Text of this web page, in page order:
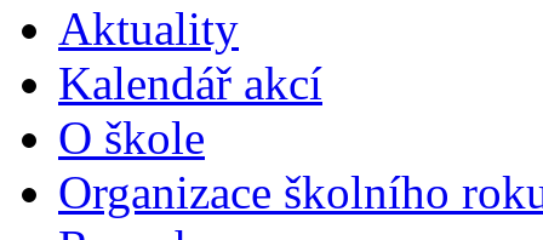
Aktuality
Kalendář akcí
O škole
Organizace školního